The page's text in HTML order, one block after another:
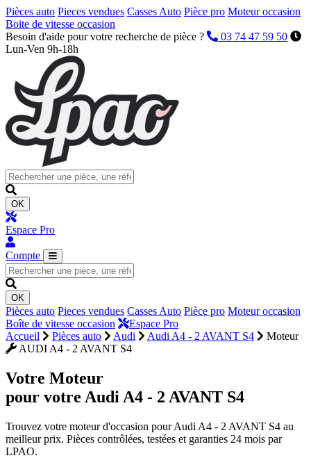
Pièces auto Pieces vendues Casses Auto Pièce pro Moteur occasion
Boite de vitesse occasion
Besoin d'aide pour votre recherche de pièce ?
03 74 47 59 50
Lun-Ven 9h-18h
OK
Espace Pro
Compte
OK
Pièces auto Pieces vendues Casses Auto Pièce pro Moteur occasion
Boîte de vitesse occasion
Espace Pro
Accueil
Pièces auto Audi Audi A4 - 2 AVANT S4
Moteur
AUDI A4 - 2 AVANT S4
Votre Moteur
pour votre Audi A4 - 2 AVANT S4
Trouvez votre moteur d'occasion pour Audi A4 - 2 AVANT S4 au
meilleur prix. Pièces contrôlées, testées et garanties 24 mois par
LPAO.